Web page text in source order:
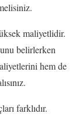
maliyetlidir.
belirlerken
hem de
farklıdır.